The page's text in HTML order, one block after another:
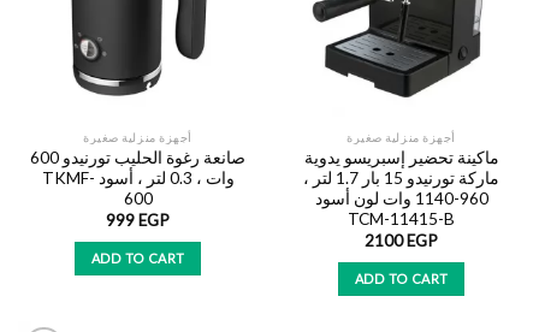
أجهزة منزلية صغيرة
صانعة رغوة الحليب تورنيدو 600
وات ، 0.3 لتر ، أسود TKMF-
600
999EGP
ADD TO CART
أجهزة منزلية صغيرة
ماكينة تحضير إسبريسو يدوية
ماركة تورنيدو 15 بار 1.7 لتر ،
960-1140 وات لون أسود
TCM-11415-B
2100EGP
ADD TO CART